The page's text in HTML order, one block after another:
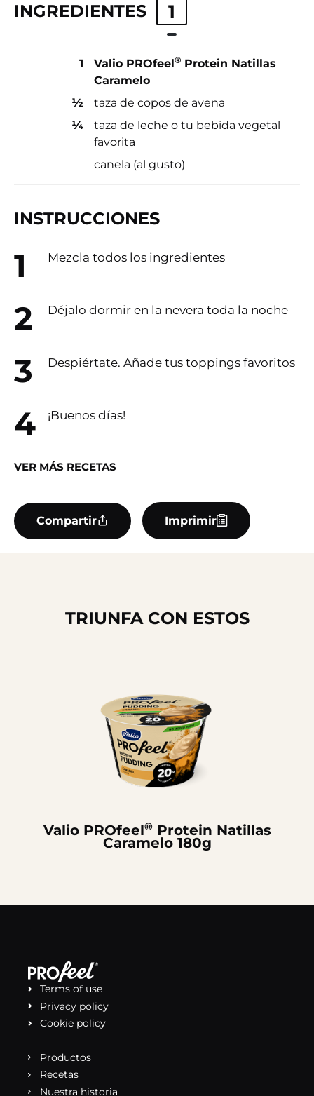
INGREDIENTES 1
1 Valio PROfeel® Protein Natillas
Caramelo
½
taza de copos de avena
¼
taza de leche o tu bebida vegetal
favorita
canela (al gusto)
INSTRUCCIONES
Mezcla todos los ingredientes
Déjalo dormir en la nevera toda la noche
Despiértate. Añade tus toppings favoritos
¡Buenos días!
VER MÁS RECETAS
Compartir Imprimir
TRIUNFA CON ESTOS
Valio PROfeel®Protein Natillas
Caramelo 180g
Terms of use
Privacy policy
Cookie policy
Productos
Recetas
Nuestra historia